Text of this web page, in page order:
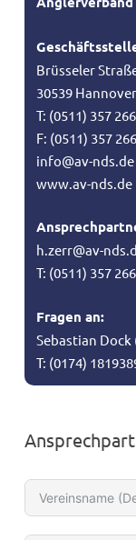
Brüsseler
30539 Hannover
T: (0511) 357
F: (0511) 357
info@av-nds.de
www.av-nds.de
h.zerr@av-
T: (0511) 357
Fragen an:
Sebastian
T: (0174)